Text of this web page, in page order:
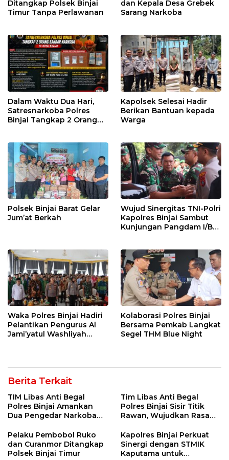
Ditangkap Polsek Binjai
Timur Tanpa Perlawanan
dan Kepala Desa Grebek
Sarang Narkoba
Dalam Waktu Dua Hari,
Satresnarkoba Polres
Binjai Tangkap 2 Orang
Kapolsek Selesai Hadir
Berikan Bantuan kepada
Warga
Polsek Binjai Barat Gelar
Jum’at Berkah
Wujud Sinergitas TNI-Polri
Kapolres Binjai Sambut
Kunjungan Pangdam I/BB
Waka Polres Binjai Hadiri
Pelantikan Pengurus Al
Jami’yatul Washliyah
Kolaborasi Polres Binjai
Bersama Pemkab Langkat
Segel THM Blue Night
Berita Terkait
TIM Libas Anti Begal
Polres Binjai Amankan
Dua Pengedar Narkoba
Tim Libas Anti Begal
Polres Binjai Sisir Titik
Rawan, Wujudkan Rasa
Pelaku Pembobol Ruko
dan Curanmor Ditangkap
Polsek Binjai Timur
Kapolres Binjai Perkuat
Sinergi dengan STMIK
Kaputama untuk